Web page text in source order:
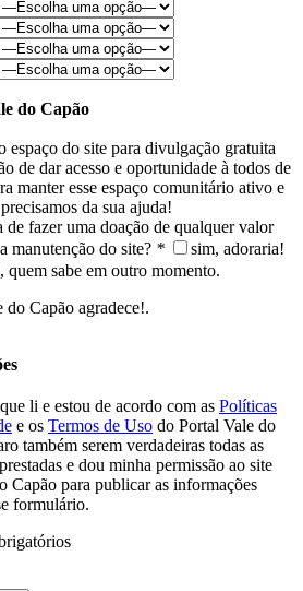
do Capão
espaço do site para divulgação gratuita
de dar acesso e oportunidade à todos de
manter esse espaço comunitário ativo e
da sua ajuda!
de fazer uma doação de qualquer valor
manutenção do site? *
sim, adoraria!
quem sabe em outro momento.
do Capão agradece!.
li e estou de acordo com as Políticas
e os Termos de Uso do Portal Vale do
também serem verdadeiras todas as
e dou minha permissão ao site
Capão para publicar as informações
formulário.